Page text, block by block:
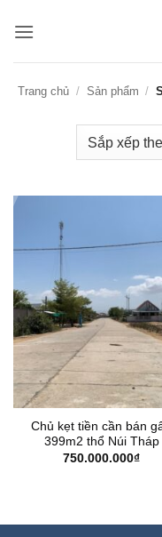
qua
Trang chủ / Sản phẩm /
Chủ kẹt tiền cần bán
399m2 thổ Núi Tháp
750.000.000₫